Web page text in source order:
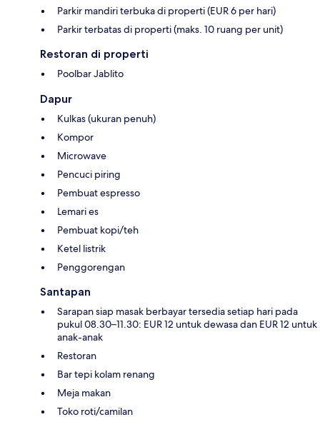
Parkir mandiri terbuka di properti (EUR 6 per hari)
Parkir terbatas di properti (maks. 10 ruang per unit)
Restoran di properti
Poolbar Jablito
Dapur
Kulkas (ukuran penuh)
Kompor
Microwave
Pencuci piring
Pembuat espresso
Lemari es
Pembuat kopi/teh
Ketel listrik
Penggorengan
Santapan
Sarapan siap masak berbayar tersedia setiap hari pada
pukul 08.30–11.30: EUR 12 untuk dewasa dan EUR 12 untuk
anak-anak
Restoran
Bar tepi kolam renang
Meja makan
Toko roti/camilan